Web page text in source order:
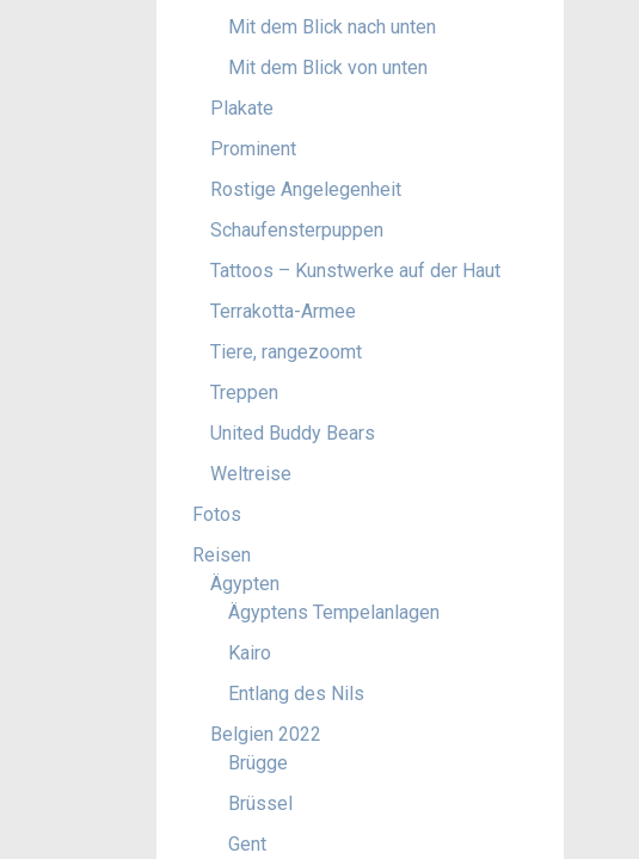
Mit dem Blick nach unten
Mit dem Blick von unten
Plakate
Prominent
Rostige Angelegenheit
Schaufensterpuppen
Tattoos – Kunstwerke auf der Haut
Terrakotta-Armee
Tiere, rangezoomt
Treppen
United Buddy Bears
Weltreise
Fotos
Reisen
Ägypten
Ägyptens Tempelanlagen
Kairo
Entlang des Nils
Belgien 2022
Brügge
Brüssel
Gent